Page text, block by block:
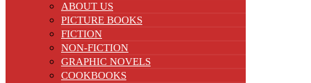
ABOUT US
PICTURE BOOKS
FICTION
NON-FICTION
GRAPHIC NOVELS
COOKBOOKS